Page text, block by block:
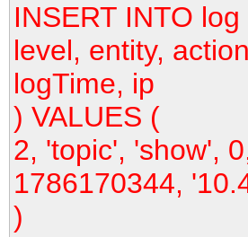
INSERT INTO log
level, entity,
logTime, ip
) VALUES (
2, 'topic', 'show',
1786170344,
)